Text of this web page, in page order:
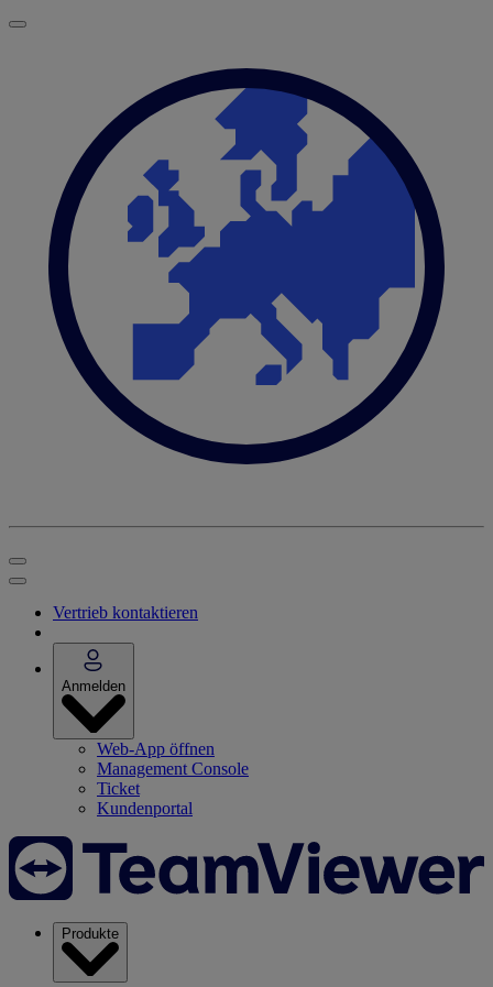
Vertrieb kontaktieren
Anmelden
Web-App öffnen
Management Console
Ticket
Kundenportal
Produkte